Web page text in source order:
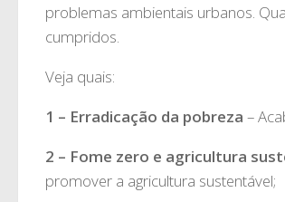
problemas ambientais urbanos.
cumpridos.
Veja quais:
1 – Erradicação da pobreza –
2 – Fome zero e agricultura
promover a agricultura sustentável;